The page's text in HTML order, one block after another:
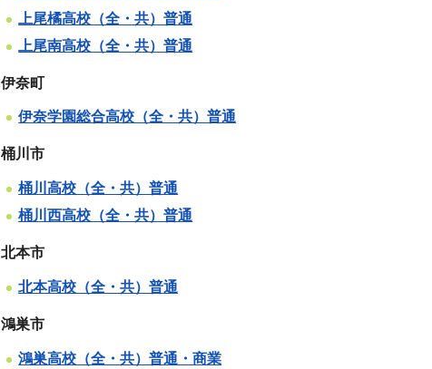
上尾橘高校（全・共）普通
上尾南高校（全・共）普通
伊奈町
伊奈学園総合高校（全・共）普通
桶川市
桶川高校（全・共）普通
桶川西高校（全・共）普通
北本市
北本高校（全・共）普通
鴻巣市
鴻巣高校（全・共）普通・商業